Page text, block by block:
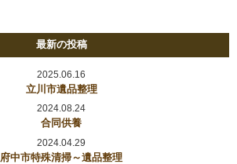
最新の投稿
2025.06.16
立川市遺品整理
2024.08.24
合同供養
2024.04.29
府中市特殊清掃～遺品整理